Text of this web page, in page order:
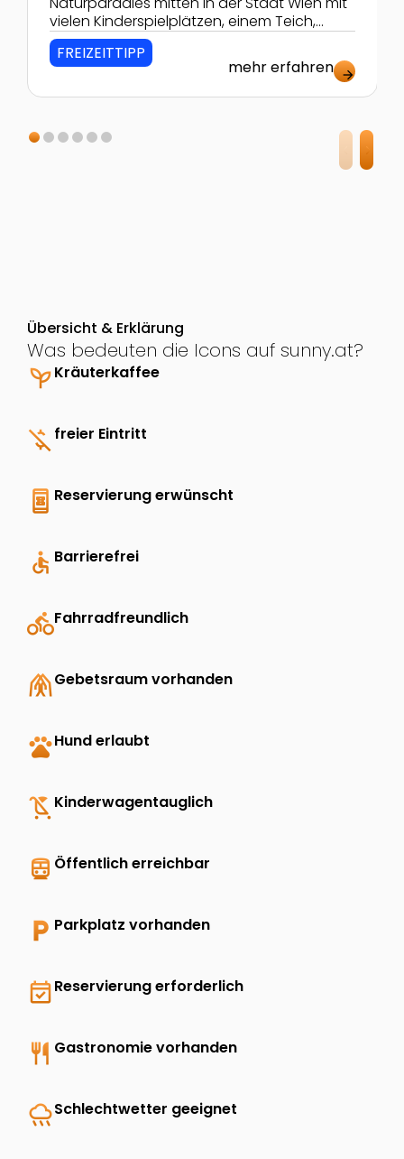
vielen Kinderspielplätzen, einem Teich,
grünen Wiesen & Bäumen, einem Cafe
Restaurant und vielen Veranstaltungen!
FREIZEITTIPP
mehr erfahren arrow_forward
Übersicht & Erklärung
Was bedeuten die Icons auf sunny.at?
psychiatryKräuterkaffee
money_off freier Eintritt
book_online Reservierung erwünscht
accessible Barrierefrei
directions_bikeFahrradfreundlich
folded_handsGebetsraum vorhanden
petsHund erlaubt
child_friendly Kinderwagentauglich
directions_transit Öffentlich erreichbar
local_parking Parkplatz vorhanden
event_availableReservierung erforderlich
restaurant Gastronomie vorhanden
rainySchlechtwetter geeignet